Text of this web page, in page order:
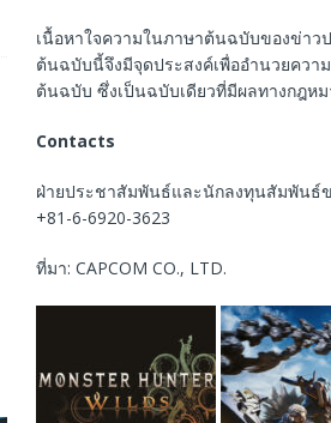
เนื้อหาใจความในภาษาต้นฉบับของข่า
ต้นฉบับนี้จึงมีจุดประสงค์เพื่ออำนวยควา
ต้นฉบับ ซึ่งเป็นฉบับเดียวที่มีผลทางกฎหม
Contacts
ฝ่ายประชาสัมพันธ์และนักลงทุนสัมพันธ์ข
+81-6-6920-3623
ที่มา: CAPCOM CO., LTD.